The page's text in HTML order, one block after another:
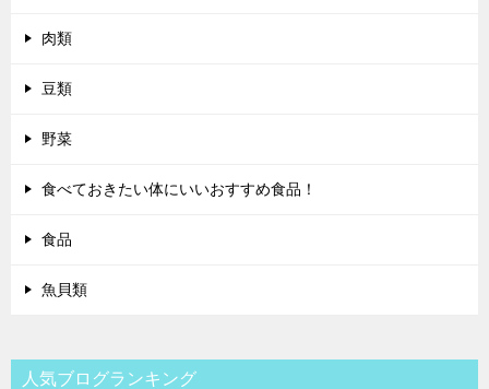
肉類
豆類
野菜
食べておきたい体にいいおすすめ食品！
食品
魚貝類
人気ブログランキング